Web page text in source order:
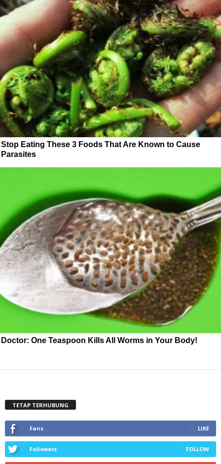
Stop Eating These 3 Foods That Are Known to Cause
Parasites
Doctor: One Teaspoon Kills All Worms in Your Body!
TETAP TERHUBUNG
Fans LIKE
Followers FOLLOW